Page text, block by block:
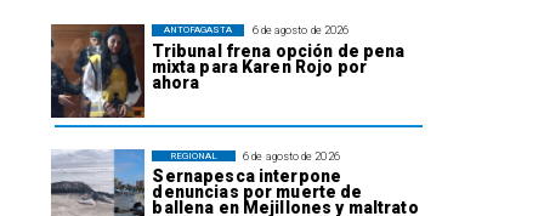
6 de agosto de 2026
Tribunal frena opción de pena
mixta para Karen Rojo por
ahora
ANTOFAGASTA
6 de agosto de 2026
Sernapesca interpone
denuncias por muerte de
ballena en Mejillones y maltrato
REGIONAL